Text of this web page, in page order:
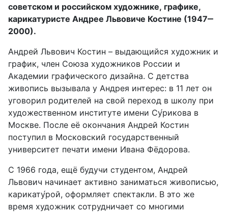
советском и российском художнике, графике,
карикатуристе Андрее Львовиче Костине (1947‒
2000).
Андрей Львович Костин – выдающийся художник и
график, член Союза художников России и
Академии графического дизайна. С детства
живопись вызывала у Андрея интерес: в 11 лет он
уговорил родителей на свой переход в школу при
художественном институте имени Су́рикова в
Москве. После её окончания Андрей Костин
поступил в Московский государственный
университет печати имени Ивана Фёдорова.
С 1966 года, ещё будучи студентом, Андрей
Львович начинает активно заниматься живописью,
карикату́рой, оформляет спектакли. В это же
время художник сотрудничает со многими